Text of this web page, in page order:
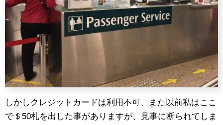
しかしクレジットカードは利用不可、また以前私はここ
で＄50札を出した事がありますが、見事に断られてしま